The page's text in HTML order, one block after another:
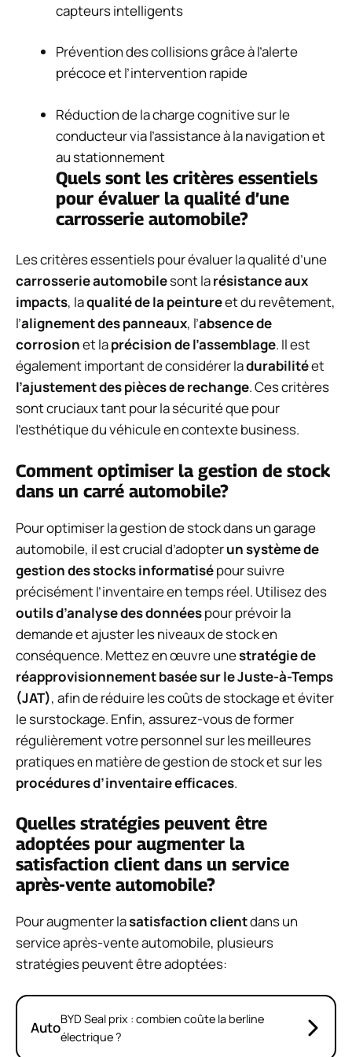
capteurs intelligents
Prévention des collisions grâce à l’alerte
précoce et l’intervention rapide
Réduction de la charge cognitive sur le
conducteur via l’assistance à la navigation et
au stationnement
Quels sont les critères essentiels
pour évaluer la qualité d’une
carrosserie automobile?
Les critères essentiels pour évaluer la qualité d’une
carrosserie automobilesont larésistance aux
impacts, laqualité de la peintureet du revêtement,
l’alignement des panneaux, l’absence de
corrosionet laprécision de l’assemblage. Il est
également important de considérer ladurabilitéet
l’ajustement des pièces de rechange. Ces critères
sont cruciaux tant pour la sécurité que pour
l’esthétique du véhicule en contexte business.
Comment optimiser la gestion de stock
dans un carré automobile?
Pour optimiser la gestion de stock dans un garage
automobile, il est crucial d’adopterun système de
gestion des stocks informatisépour suivre
précisément l’inventaire en temps réel. Utilisez des
outils d’analyse des donnéespour prévoir la
demande et ajuster les niveaux de stock en
conséquence. Mettez en œuvre unestratégie de
réapprovisionnement basée sur le Juste-à-Temps
(JAT), afin de réduire les coûts de stockage et éviter
le surstockage. Enfin, assurez-vous de former
régulièrement votre personnel sur les meilleures
pratiques en matière de gestion de stock et sur les
procédures d’inventaire efficaces.
Quelles stratégies peuvent être
adoptées pour augmenter la
satisfaction client dans un service
après-vente automobile?
Pour augmenter lasatisfaction clientdans un
service après-vente automobile, plusieurs
stratégies peuvent être adoptées:
AutoBYD Seal prix : combien coûte la berline
électrique ?